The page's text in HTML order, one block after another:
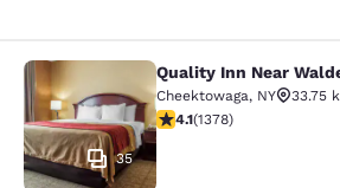
Quality Inn Near
35
Quality Inn Near
Cheektowaga, NY
33.75
Calificación de 4.12
4.1(1378)